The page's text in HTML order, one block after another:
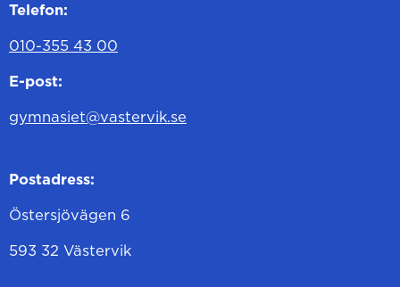
Telefon:
010-355 43 00
E-post:
gymnasiet@vastervik.se
Postadress:
Östersjövägen 6
593 32 Västervik